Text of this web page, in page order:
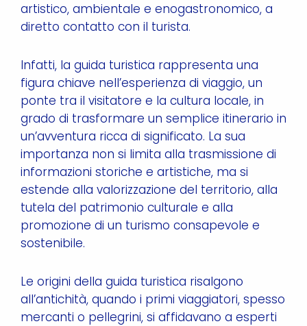
artistico, ambientale e enogastronomico, a
diretto contatto con il turista.
Infatti, la guida turistica rappresenta una
figura chiave nell’esperienza di viaggio, un
ponte tra il visitatore e la cultura locale, in
grado di trasformare un semplice itinerario in
un’avventura ricca di significato. La sua
importanza non si limita alla trasmissione di
informazioni storiche e artistiche, ma si
estende alla valorizzazione del territorio, alla
tutela del patrimonio culturale e alla
promozione di un turismo consapevole e
sostenibile.
Le origini della guida turistica risalgono
all’antichità, quando i primi viaggiatori, spesso
mercanti o pellegrini, si affidavano a esperti